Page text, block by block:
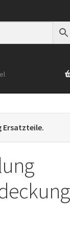
Ersatzteile.